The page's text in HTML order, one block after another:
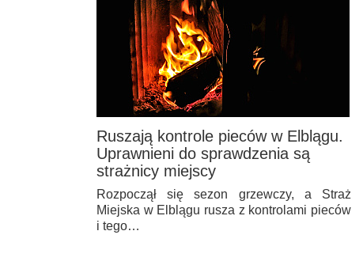
Ruszają kontrole pieców w Elblągu.
Uprawnieni do sprawdzenia są
strażnicy miejscy
Rozpoczął się sezon grzewczy, a Straż
Miejska w Elblągu rusza z kontrolami pieców
i tego…